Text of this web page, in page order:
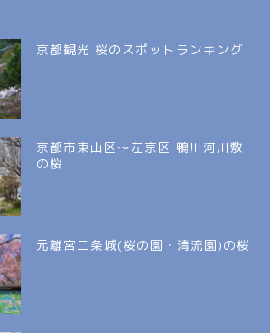
京都観光 桜のスポットランキング
京都市東山区～左京区 鴨川河川敷
の桜
元離宮二条城(桜の園・清流園)の桜